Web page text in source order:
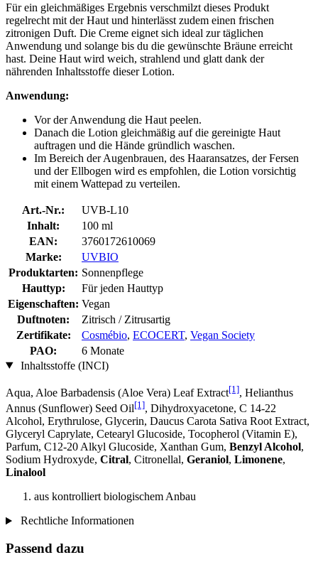
Für ein gleichmäßiges Ergebnis verschmilzt dieses Produkt
regelrecht mit der Haut und hinterlässt zudem einen frischen
zitronigen Duft. Die Creme eignet sich ideal zur täglichen
Anwendung und solange bis du die gewünschte Bräune erreicht
hast. Deine Haut wird weich, strahlend und glatt dank der
nährenden Inhaltsstoffe dieser Lotion.
Anwendung:
Vor der Anwendung die Haut peelen.
Danach die Lotion gleichmäßig auf die gereinigte Haut
auftragen und die Hände gründlich waschen.
Im Bereich der Augenbrauen, des Haaransatzes, der Fersen
und der Ellbogen wird es empfohlen, die Lotion vorsichtig
mit einem Wattepad zu verteilen.
Art.-Nr.:
UVB-L10
Inhalt:
100 ml
EAN:
3760172610069
Marke:
UVBIO
Produktarten: Sonnenpflege
Hauttyp:
Für jeden Hauttyp
Eigenschaften: Vegan
Duftnoten:
Zitrisch / Zitrusartig
Zertifikate:
Cosmébio, ECOCERT, Vegan Society
PAO:
6 Monate
Inhaltsstoffe (INCI)
Aqua, Aloe Barbadensis (Aloe Vera) Leaf Extract[1], Helianthus
Annus (Sunflower) Seed Oil[1], Dihydroxyacetone, C 14-22
Alcohol, Erythrulose, Glycerin, Daucus Carota Sativa Root Extract,
Glyceryl Caprylate, Cetearyl Glucoside, Tocopherol (Vitamin E),
Parfum, C12-20 Alkyl Glucoside, Xanthan Gum, Benzyl Alcohol,
Sodium Hydroxyde, Citral, Citronellal, Geraniol, Limonene,
Linalool
aus kontrolliert biologischem Anbau
Rechtliche Informationen
Passend dazu